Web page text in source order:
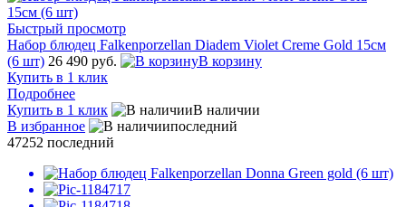
Быстрый просмотр
Набор блюдец Falkenporzellan Diadem Violet Creme Gold 15см
(6 шт) 26 490 руб.
В корзину
Купить в 1 клик
Подробнее
Купить в 1 клик
В наличии
В избранное
последний
47252 последний